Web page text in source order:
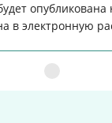
в электронную